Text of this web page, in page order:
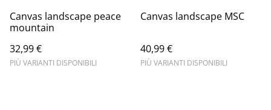
Canvas landscape peace
mountain
32,99 €
PIÙ VARIANTI DISPONIBILI
Canvas landscape MSC
40,99 €
PIÙ VARIANTI DISPONIBILI